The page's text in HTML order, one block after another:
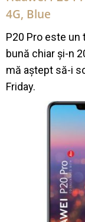
4G, Blue
P20 Pro este
bună chiar și-n
mă aștept să-i
Friday.